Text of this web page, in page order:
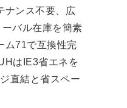
ナンス不要、広
バル在庫を簡素
ム71で互換性完
はIE3省エネを
直結と省スペー